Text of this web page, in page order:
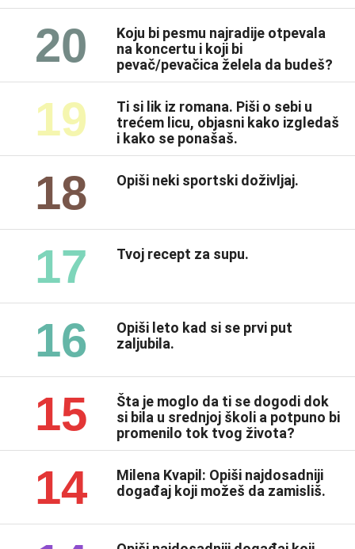
20
Koju bi pesmu najradije otpevala
na koncertu i koji bi
pevač/pevačica želela da budeš?
19
Ti si lik iz romana. Piši o sebi u
trećem licu, objasni kako izgledaš
i kako se ponašaš.
18 Opiši neki sportski doživljaj.
17 Tvoj recept za supu.
16
Opiši leto kad si se prvi put
zaljubila.
15
Šta je moglo da ti se dogodi dok
si bila u srednjoj školi a potpuno bi
promenilo tok tvog života?
14
Milena Kvapil: Opiši najdosadniji
događaj koji možeš da zamisliš.